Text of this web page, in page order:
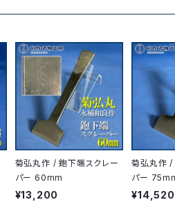
菊弘丸作 / 鉋下端スクレー
パー 60mm
¥13,200
菊弘丸作 /
パー
¥14,520